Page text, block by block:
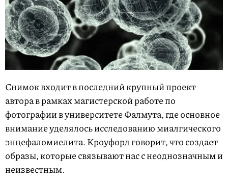
Снимок входит в последний крупный проект
автора в рамках магистерской работе по
фотографии в университете Фалмута, где основное
внимание уделялось исследованию миалгического
энцефаломиелита. Кроуфорд говорит, что создает
образы, которые связывают нас с неоднозначным и
неизвестным.